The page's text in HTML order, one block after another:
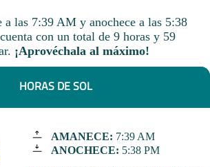
a las 7:39 AM y anochece a las 5:38
con un total de 9 horas y 59
¡Aprovéchala al máximo!
HORAS DE SOL
AMANECE: 7:39 AM
ANOCHECE: 5:38 PM